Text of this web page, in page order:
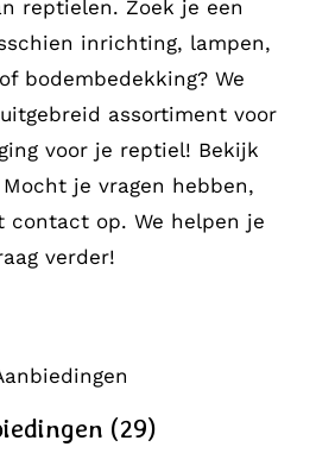
reptielen. Zoek je een
inrichting, lampen,
bodembedekking? We
assortiment voor
voor je reptiel! Bekijk
je vragen hebben,
contact op. We helpen je
verder!
(29)